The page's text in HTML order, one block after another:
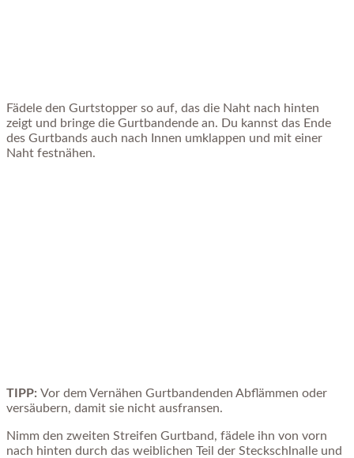
Fädele den Gurtstopper so auf, das die Naht nach hinten
zeigt und bringe die Gurtbandende an. Du kannst das Ende
des Gurtbands auch nach Innen umklappen und mit einer
Naht festnähen.
TIPP: Vor dem Vernähen Gurtbandenden Abflämmen oder
versäubern, damit sie nicht ausfransen.
Nimm den zweiten Streifen Gurtband, fädele ihn von vorn
nach hinten durch das weiblichen Teil der Steckschlnalle und